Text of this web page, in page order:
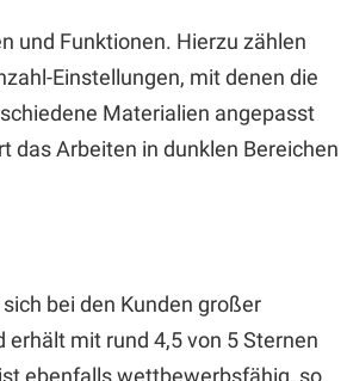
und Funktionen. Hierzu zählen
Einstellungen, mit denen die
Materialien angepasst
das Arbeiten in dunklen Bereichen
bei den Kunden großer
mit rund 4,5 von 5 Sternen
ebenfalls wettbewerbsfähig, so